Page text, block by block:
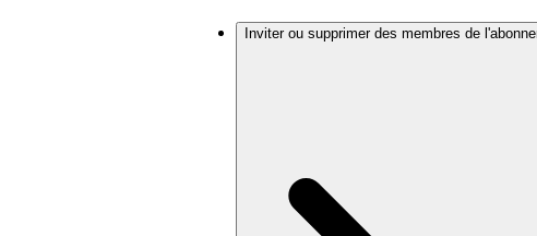
Inviter ou supprimer des membres de